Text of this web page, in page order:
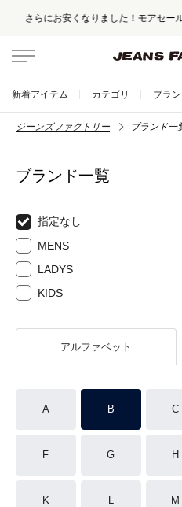
セール対象外ア
新着アイテム カテゴリ ブラ
ジーンズファクトリー ブランド一
ブランド一覧
指定なし
MENS
LADYS
KIDS
アルファベット
A B C
F G H
K L M